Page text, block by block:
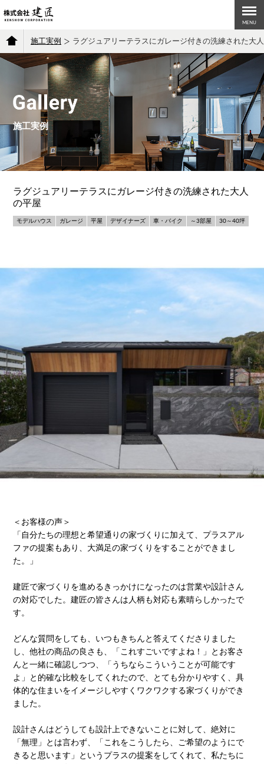
MENU
施工実例 ラグジュアリーテラスにガレージ付きの洗練された大
施工実例
ラグジュアリーテラスにガレージ付きの洗練された大人
の平屋
モデルハウス ガレージ 平屋 デザイナーズ 車・バイク ～3部屋 30～40坪
＜お客様の声＞
「自分たちの理想と希望通りの家づくりに加えて、プラスアル
ファの提案もあり、大満足の家づくりをすることができまし
た。」
建匠で家づくりを進めるきっかけになったのは営業や設計さん
の対応でした。建匠の皆さんは人柄も対応も素晴らしかったで
す。
どんな質問をしても、いつもきちんと答えてくださりました
し、他社の商品の良さも、「これすごいですよね！」とお客さ
んと一緒に確認しつつ、「うちならこういうことが可能です
よ」と的確な比較をしてくれたので、とても分かりやすく、具
体的な住まいをイメージしやすくワクワクする家づくりができ
ました。
設計さんはどうしても設計上できないことに対して、絶対に
「無理」とは言わず、「これをこうしたら、ご希望のようにで
きると思います」というプラスの提案をしてくれて、私たちに